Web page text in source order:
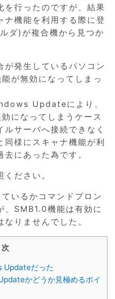
を行ったのですが、結果
ナ機能を利用する際に登
ダ)が複合機から見つか
が発生しているパソコン
が無効になってしまっ
Updateにより、
になってしまうケース
サーバへ接続できなく
同様にスキャナ機能が利
にあった為です。
ください。
いるかコマンドプロン
、SMB1.0機能は有効に
りませんでした。
Updateだった
かどうか見極めるポイ